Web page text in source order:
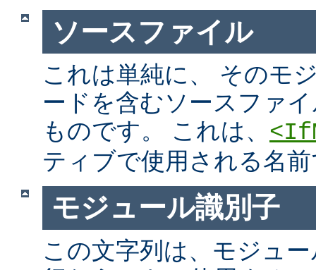
ソースファイル
これは単純に、 そのモ
ードを含むソースファ
ものです。 これは、
ティブで使用される名
モジュール識別子
この文字列は、モジュ